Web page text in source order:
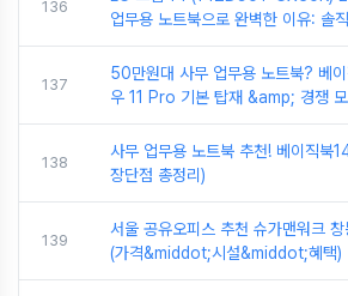
136
업무용 노트북으로 완벽한 이유: 솔
137
50만원대 사무 업무용 노트북? 베
우 11 Pro 기본 탑재 &amp; 경쟁
138
사무 업무용 노트북 추천! 베이직북
장단점 총정리)
139
서울 공유오피스 추천 슈가맨워크
(가격&middot;시설&middot;혜택)